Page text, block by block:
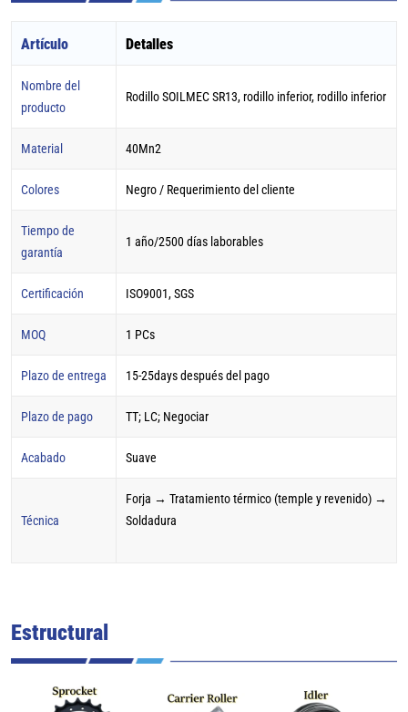
Artículo Detalles
Nombre del
producto
Rodillo SOILMEC SR13, rodillo inferior, rodillo inferior
Material 40Mn2
Colores Negro / Requerimiento del cliente
Tiempo de
garantía
1 año/2500 días laborables
Certificación ISO9001, SGS
MOQ 1 PCs
Plazo de entrega 15-25days después del pago
Plazo de pago TT; LC; Negociar
Acabado Suave
Técnica
Forja → Tratamiento térmico (temple y revenido) →
Soldadura
Estructural